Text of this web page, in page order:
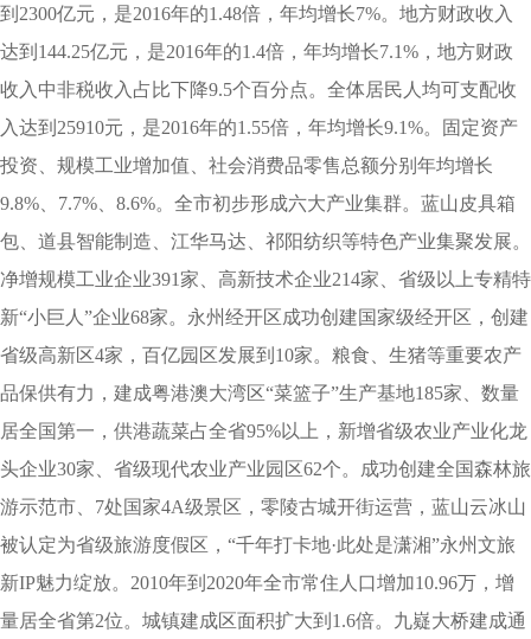
到2300亿元，是2016年的1.48倍，年均增长7%。地方财政收入
达到144.25亿元，是2016年的1.4倍，年均增长7.1%，地方财政
收入中非税收入占比下降9.5个百分点。全体居民人均可支配收
入达到25910元，是2016年的1.55倍，年均增长9.1%。固定资产
投资、规模工业增加值、社会消费品零售总额分别年均增长
9.8%、7.7%、8.6%。全市初步形成六大产业集群。蓝山皮具箱
包、道县智能制造、江华马达、祁阳纺织等特色产业集聚发展。
净增规模工业企业391家、高新技术企业214家、省级以上专精特
新“小巨人”企业68家。永州经开区成功创建国家级经开区，创建
省级高新区4家，百亿园区发展到10家。粮食、生猪等重要农产
品保供有力，建成粤港澳大湾区“菜篮子”生产基地185家、数量
居全国第一，供港蔬菜占全省95%以上，新增省级农业产业化龙
头企业30家、省级现代农业产业园区62个。成功创建全国森林旅
游示范市、7处国家4A级景区，零陵古城开街运营，蓝山云冰山
被认定为省级旅游度假区，“千年打卡地·此处是潇湘”永州文旅
新IP魅力绽放。2010年到2020年全市常住人口增加10.96万，增
量居全省第2位。城镇建成区面积扩大到1.6倍。九嶷大桥建成通